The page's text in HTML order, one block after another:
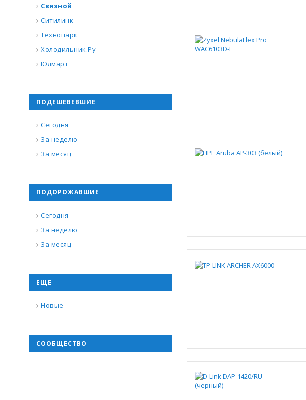
Связной
Ситилинк
Технопарк
Холодильник.Ру
Юлмарт
ПОДЕШЕВЕВШИЕ
Сегодня
За неделю
За месяц
ПОДОРОЖАВШИЕ
Сегодня
За неделю
За месяц
ЕЩЕ
Новые
СООБЩЕСТВО